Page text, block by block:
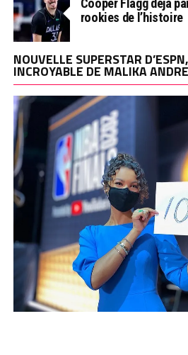
Cooper Flagg déjà
rookies de l’histoire
NOUVELLE SUPERSTAR
INCROYABLE DE MALIKA